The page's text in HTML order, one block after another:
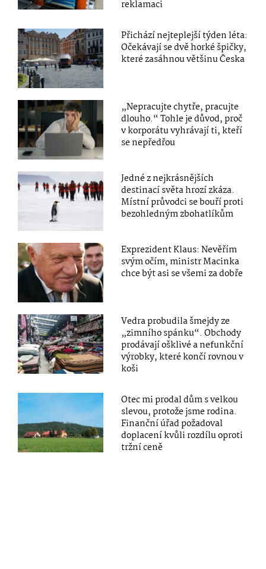
reklamaci
Přichází nejteplejší týden léta:
Očekávají se dvě horké špičky,
které zasáhnou většinu Česka
„Nepracujte chytře, pracujte
dlouho.“ Tohle je důvod, proč
v korporátu vyhrávají ti, kteří
se nepředřou
Jedné z nejkrásnějších
destinací světa hrozí zkáza.
Místní průvodci se bouří proti
bezohledným zbohatlíkům
Exprezident Klaus: Nevěřím
svým očím, ministr Macinka
chce být asi se všemi za dobře
Vedra probudila šmejdy ze
„zimního spánku“. Obchody
prodávají ošklivé a nefunkční
výrobky, které končí rovnou v
koši
Otec mi prodal dům s velkou
slevou, protože jsme rodina.
Finanční úřad požadoval
doplacení kvůli rozdílu oproti
tržní ceně